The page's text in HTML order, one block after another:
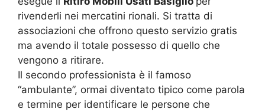
rivenderli nei mercatini rionali. Si tratta di
associazioni che offrono questo servizio gratis
ma avendo il totale possesso di quello che
vengono a ritirare.
Il secondo professionista è il famoso
“ambulante”, ormai diventato tipico come parola
e termine per identificare le persone che